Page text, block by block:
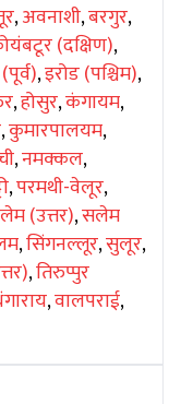
,अवनाशी,बरगुर,
(दक्षिण),
,इरोड (पश्चिम),
,होसुर,कंगायम,
,कुमारपालयम,
,नमक्कल,
,परमथी-वेलूर,
(उत्तर),सलेम
,सिंगनल्लूर,सुलूर,
,तिरुप्पुर
,वालपराई,